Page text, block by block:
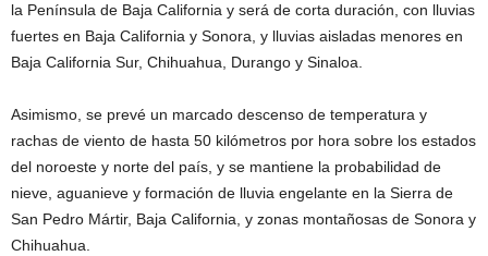
la Península de Baja California y será de corta duración, con lluvias
fuertes en Baja California y Sonora, y lluvias aisladas menores en
Baja California Sur, Chihuahua, Durango y Sinaloa.
Asimismo, se prevé un marcado descenso de temperatura y
rachas de viento de hasta 50 kilómetros por hora sobre los estados
del noroeste y norte del país, y se mantiene la probabilidad de
nieve, aguanieve y formación de lluvia engelante en la Sierra de
San Pedro Mártir, Baja California, y zonas montañosas de Sonora y
Chihuahua.